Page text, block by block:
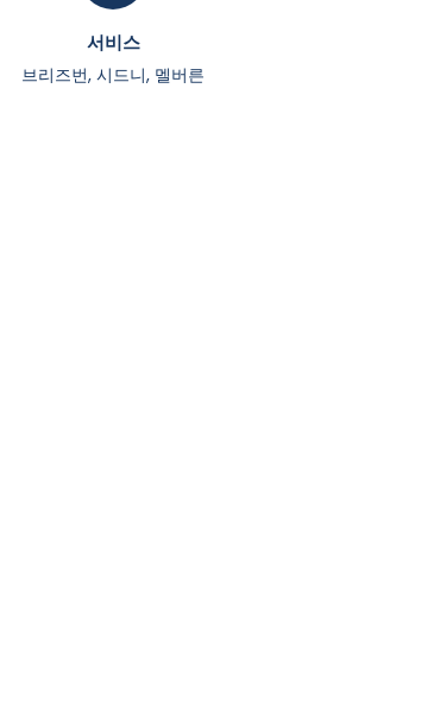
서비스
브리즈번, 시드니, 멜버른